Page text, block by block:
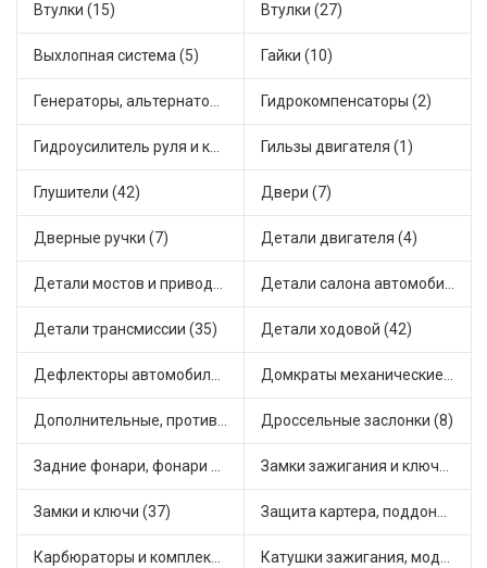
Втулки (15) Втулки (27)
Выхлопная система (5) Гайки (10)
Генераторы, альтернаторы и комплектующие (64) Гидрокомпенсаторы (2)
Гидроусилитель руля и комплектующие (1) Гильзы двигателя (1)
Глушители (42) Двери (7)
Дверные ручки (7) Детали двигателя (4)
Детали мостов и привода трансмиссии (18) Детали салона автомобиля (38)
Детали трансмиссии (35) Детали ходовой (42)
Дефлекторы автомобильные (3) Домкраты механические (1)
Дополнительные, противотуманные фары (4) Дроссельные заслонки (8)
Задние фонари, фонари видимости (5) Замки зажигания и ключи (16)
Замки и ключи (37) Защита картера, поддона, КПП (3)
Карбюраторы и комплектующие (32) Катушки зажигания, модули зажигания (21)